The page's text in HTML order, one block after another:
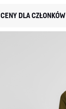
CENY DLA CZŁONKÓW